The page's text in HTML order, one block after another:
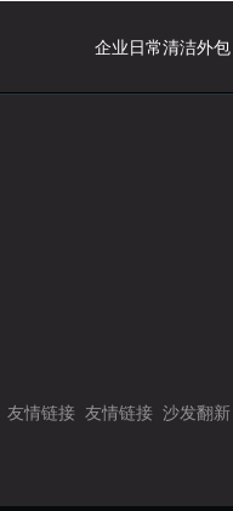
企业日常清洁外包
友情链接 友情链接 沙发翻新